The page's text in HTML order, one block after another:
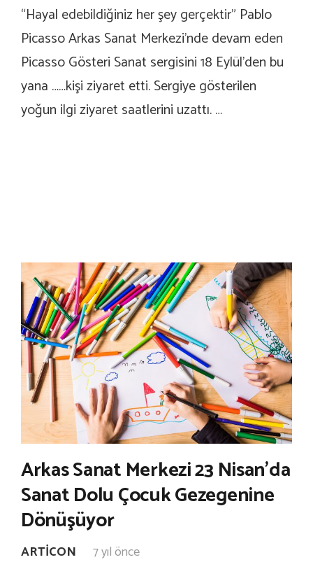
“Hayal edebildiğiniz her şey gerçektir” Pablo
Picasso Arkas Sanat Merkezi’nde devam eden
Picasso Gösteri Sanat sergisini 18 Eylül’den bu
yana ……kişi ziyaret etti. Sergiye gösterilen
yoğun ilgi ziyaret saatlerini uzattı. …
Arkas Sanat Merkezi 23 Nisan’da
Sanat Dolu Çocuk Gezegenine
Dönüşüyor
ARTICON 7 yıl önce